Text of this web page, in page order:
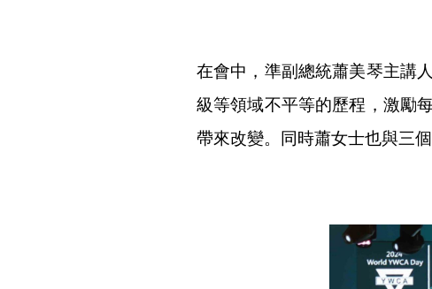
在會中，準副總統蕭美琴主講
級等領域不平等的歷程，激勵
帶來改變。同時蕭女士也與三